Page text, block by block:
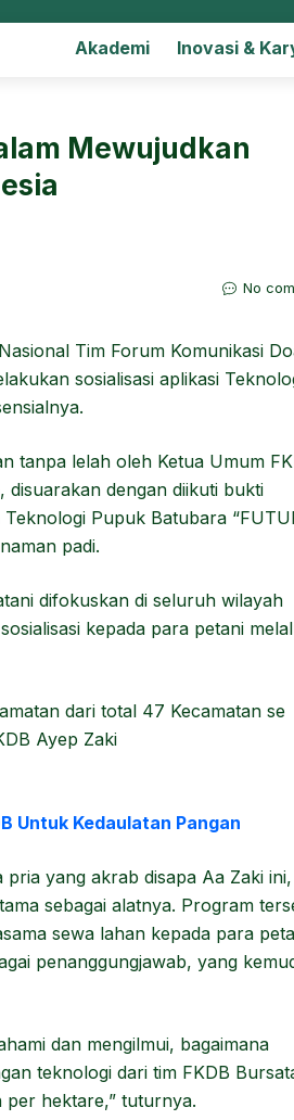
Akademi Inovasi &
Mewujudkan
No
Tim Forum Komunikasi
sosialisasi aplikasi
tanpa lelah oleh Ketua Umum
disuarakan dengan diikuti bukti
Pupuk Batubara
padi.
difokuskan di seluruh wilayah
kepada para petani
dari total 47 Kecamatan se
Ayep Zaki
Untuk Kedaulatan Pangan
yang akrab disapa Aa Zaki
sebagai alatnya. Program
sewa lahan kepada para
penanggungjawab, yang
dan mengilmui, bagaimana
teknologi dari tim FKDB
per hektare,” tuturnya.